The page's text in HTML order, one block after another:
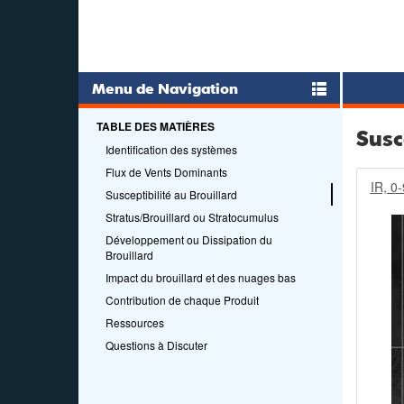
Menu de Navigation
TABLE DES MATIÈRES
Identification des systèmes
Flux de Vents Dominants
Susceptibilité au Brouillard
Stratus/Brouillard ou Stratocumulus
Développement ou Dissipation du
Brouillard
Impact du brouillard et des nuages bas
Contribution de chaque Produit
Ressources
Questions à Discuter
IR,